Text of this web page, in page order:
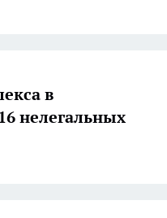
в
нелегальных